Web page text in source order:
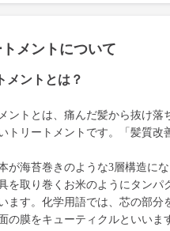
メントについて
メントとは？
ントとは、痛んだ髪から抜け
トリートメントです。「髪質改
が海苔巻きのような3層構造に
を取り巻くお米のようにタン
ます。化学用語では、芯の部
の膜をキューティクルといいま